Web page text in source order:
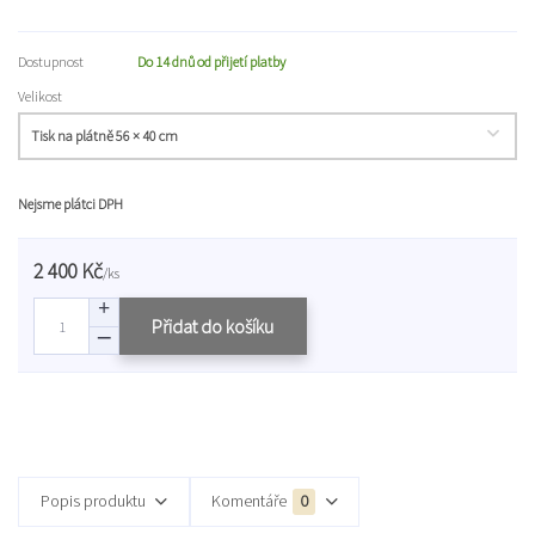
Dostupnost
Do 14 dnů od přijetí platby
Velikost
Nejsme plátci DPH
2 400 Kč/ks
Přidat do košíku
Popis produktu Komentáře 0